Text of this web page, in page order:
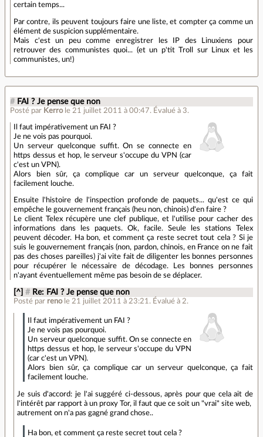
certain temps...
Par contre, ils peuvent toujours faire une liste, et compter ça comme un
élément de suspicion supplémentaire.
Mais c'est un peu comme enregistrer les IP des Linuxiens pour
retrouver des communistes quoi... (et un p'tit Troll sur Linux et les
communistes, un!)
# FAI ? Je pense que non
Posté par Kerro le 21 juillet 2011 à 00:47. Évalué à 3.
Il faut impérativement un FAI ?
Je ne vois pas pourquoi.
Un serveur quelconque suffit. On se connecte en
https dessus et hop, le serveur s'occupe du VPN (car
c'est un VPN).
Alors bien sûr, ça complique car un serveur quelconque, ça fait
facilement louche.
Ensuite l'histoire de l'inspection profonde de paquets... qu'est ce qui
empêche le gouvernement français (heu non, chinois) d'en faire ?
Le client Telex récupère une clef publique, et l'utilise pour cacher des
informations dans les paquets. Ok, facile. Seule les stations Telex
peuvent décoder. Ha bon, et comment ça reste secret tout cela ? Si je
suis le gouvernement français (non, pardon, chinois, en France on ne fait
pas des choses pareilles) j'ai vite fait de diligenter les bonnes personnes
pour récupérer le nécessaire de décodage. Les bonnes personnes
n'ayant éventuellement même pas besoin de se déplacer.
[^] # Re: FAI ? Je pense que non
Posté par reno le 21 juillet 2011 à 23:21 . Évalué à 2.
Il faut impérativement un FAI ?
Je ne vois pas pourquoi.
Un serveur quelconque suffit. On se connecte en
https dessus et hop, le serveur s'occupe du VPN
(car c'est un VPN).
Alors bien sûr, ça complique car un serveur quelconque, ça fait
facilement louche.
Je suis d'accord: je l'ai suggéré ci-dessous, après pour que cela ait de
l'intérêt par rapport à un proxy Tor, il faut que ce soit un "vrai" site web,
autrement on n'a pas gagné grand chose..
Ha bon, et comment ça reste secret tout cela ?